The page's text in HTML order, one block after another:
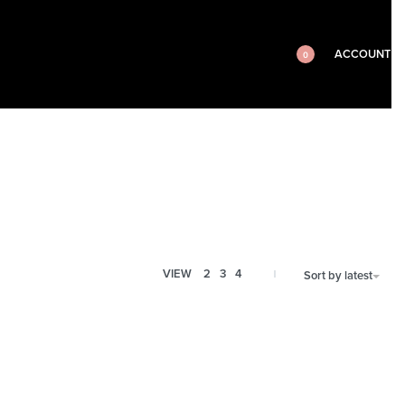
0 ACCOUNT
VIEW 2 3 4 Sort by latest